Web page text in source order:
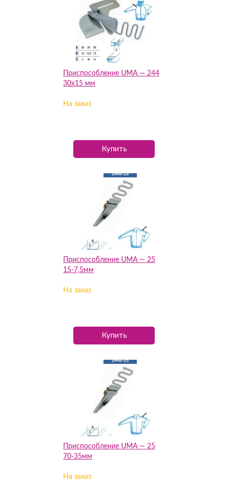
Приспособление UMA — 244
30х15 мм
На заказ
Купить
Приспособление UMA — 25
15-7,5мм
На заказ
Купить
Приспособление UMA — 25
70-35мм
На заказ